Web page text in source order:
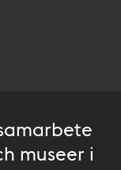
museer i